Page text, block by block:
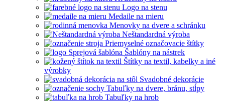
Logo na stenu
Medaile na mieru
Menovky na dvere a schránku
Neštandardná výroba
Priemyselné označovacie štítky
Šablóny na nástrek
Štítky na textil, kabelky a iné
výrobky
Svadobné dekorácie
Tabuľky na dvere, bránu, stĺpy
Tabuľky na hrob